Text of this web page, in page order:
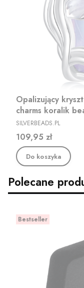
Opalizujący
charms koralik
PRODUCENT
SILVERBEADS.PL
Cena
109,95 zł
Do koszyka
Polecane
Bestseller